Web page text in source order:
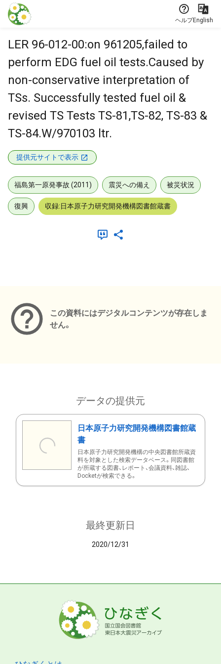
本文に飛ぶ
ヘルプEnglish
LER 96-012-00:on 961205,failed to
perform EDG fuel oil tests.Caused by
non-conservative interpretation of
TSs. Successfully tested fuel oil &
revised TS Tests TS-81,TS-82, TS-83 &
TS-84.W/970103 ltr.
提供元サイトで表示
福島第一原発事故 (2011) 震災への備え 被災状況
復興 収録:日本原子力研究開発機構図書館蔵書
この資料にはデジタルコンテンツが存在しま
せん。
データの提供元
日本原子力研究開発機構図書館蔵
書
日本原子力研究開発機構の中央図書館所蔵資
料を対象とした検索データベース。同図書館
が所蔵する図書、レポート、会議資料、雑誌、
Docketが検索できる。
最終更新日
2020/12/31